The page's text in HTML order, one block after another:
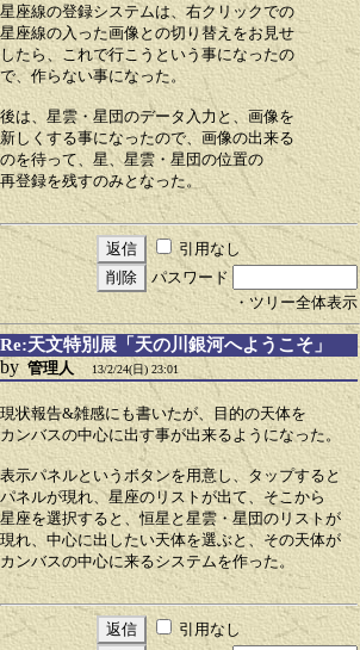
星座線の登録システムは、右クリックでの
星座線の入った画像との切り替えをお見せ
したら、これで行こうという事になったの
で、作らない事になった。
後は、星雲・星団のデータ入力と、画像を
新しくする事になったので、画像の出来る
のを待って、星、星雲・星団の位置の
再登録を残すのみとなった。
引用なし
パスワード
・ツリー全体表示
Re:天文特別展「天の川銀河へようこそ」
by 管理人 13/2/24(日) 23:01
現状報告&雑感にも書いたが、目的の天体を
カンバスの中心に出す事が出来るようになった。
表示パネルというボタンを用意し、タップすると
パネルが現れ、星座のリストが出て、そこから
星座を選択すると、恒星と星雲・星団のリストが
現れ、中心に出したい天体を選ぶと、その天体が
カンバスの中心に来るシステムを作った。
引用なし